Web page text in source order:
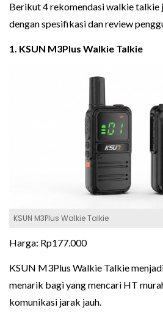
Berikut 4 rekomendasi walkie talkie
dengan spesifikasi dan review
1. KSUN M3Plus Walkie Talkie
KSUN M3Plus Walkie Talkie
Harga: Rp177.000
KSUN M3Plus Walkie Talkie
menarik bagi yang mencari HT
komunikasi jarak jauh.